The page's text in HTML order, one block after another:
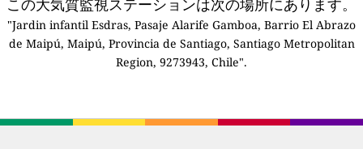
"Jardin infantil Esdras, Pasaje Alarife Gamboa, Barrio El Abrazo
de Maipú, Maipú, Provincia de Santiago, Santiago Metropolitan
Region, 9273943, Chile".